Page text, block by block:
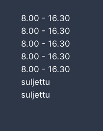
8.00 - 16.30
8.00 - 16.30
8.00 - 16.30
8.00 - 16.30
8.00 - 16.30
suljettu
suljettu